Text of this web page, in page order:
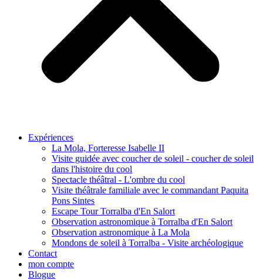
Expériences
La Mola, Forteresse Isabelle II
Visite guidée avec coucher de soleil - coucher de soleil
dans l'histoire du cool
Spectacle théâtral - L'ombre du cool
Visite théâtrale familiale avec le commandant Paquita
Pons Sintes
Escape Tour Torralba d'En Salort
Observation astronomique à Torralba d'En Salort
Observation astronomique à La Mola
Mondons de soleil à Torralba - Visite archéologique
Contact
mon compte
Blogue